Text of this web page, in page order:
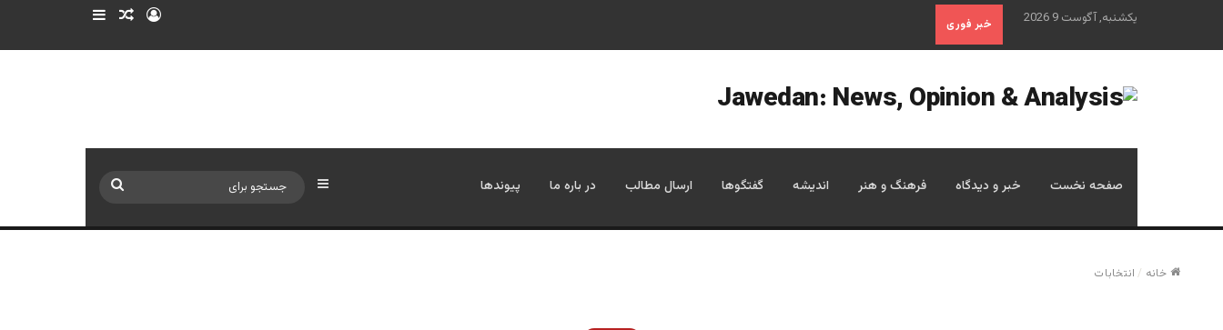
یکشنبه, آگوست 9 2026 خبر فوری ورود نوشته تصادفی
صفحه نخست خبر و دیدگاه فرهنگ و هنر اندیشه گفتگوها ارسال مطالب در باره ما پیوندها سایدبار
خانه / انتخابات